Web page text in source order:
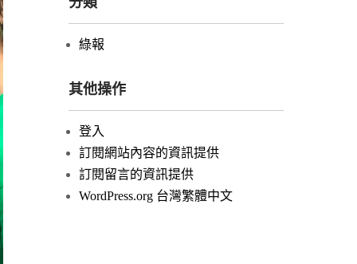
綠報
其他操作
登入
訂閱網站內容的資訊提供
訂閱留言的資訊提供
WordPress.org 台灣繁體中文